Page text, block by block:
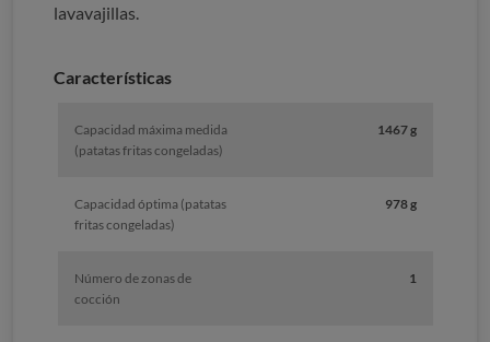
lavavajillas.
Características
Capacidad máxima medida
(patatas fritas congeladas)
1467 g
Capacidad óptima (patatas
fritas congeladas)
978 g
Número de zonas de
cocción
1